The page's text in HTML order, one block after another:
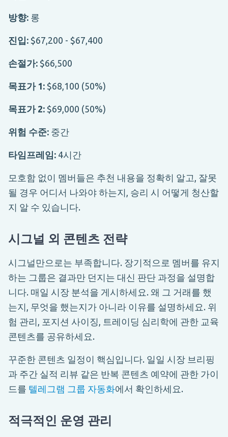
방향: 롱
진입: $67,200 - $67,400
손절가: $66,500
목표가 1: $68,100 (50%)
목표가 2: $69,000 (50%)
위험 수준: 중간
타임프레임: 4시간
모호함 없이 멤버들은 추천 내용을 정확히 알고, 잘못
될 경우 어디서 나와야 하는지, 승리 시 어떻게 청산할
지 알 수 있습니다.
시그널 외 콘텐츠 전략
시그널만으로는 부족합니다. 장기적으로 멤버를 유지
하는 그룹은 결과만 던지는 대신 판단 과정을 설명합
니다. 매일 시장 분석을 게시하세요. 왜 그 거래를 했
는지, 무엇을 했는지가 아니라 이유를 설명하세요. 위
험 관리, 포지션 사이징, 트레이딩 심리학에 관한 교육
콘텐츠를 공유하세요.
꾸준한 콘텐츠 일정이 핵심입니다. 일일 시장 브리핑
과 주간 실적 리뷰 같은 반복 콘텐츠 예약에 관한 가이
드를 텔레그램 그룹 자동화에서 확인하세요.
적극적인 운영 관리